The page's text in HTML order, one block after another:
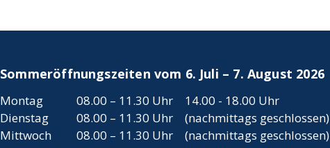
Sommeröffnungszeiten vom 6. Juli – 7. August 2026
Montag 08.00 – 11.30 Uhr
14.00 - 18.00 Uhr
Dienstag 08.00 – 11.30 Uhr
(nachmittags geschlossen)
Mittwoch 08.00 – 11.30 Uhr
(nachmittags geschlossen)